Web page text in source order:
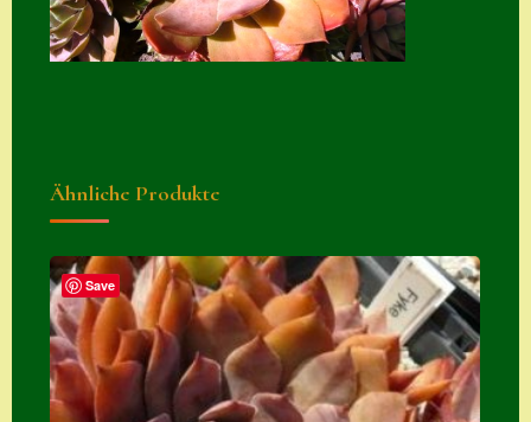
Ähnliche Produkte
Save